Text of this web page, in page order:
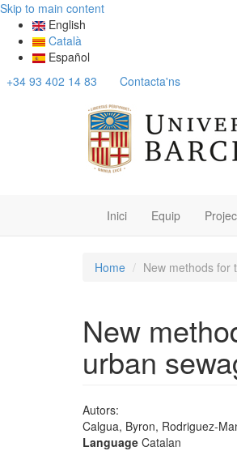
Skip to main content
English
Català
Español
+34 93 402 14 83
Contacta'ns
Inici Equip
Home New methods for
New
urban
Autors:
Calgua, Byron, Rodriguez-
Language Catalan